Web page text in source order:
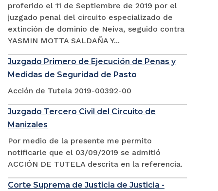
proferido el 11 de Septiembre de 2019 por el
juzgado penal del circuito especializado de
extinción de dominio de Neiva, seguido contra
YASMIN MOTTA SALDAÑA Y...
Juzgado Primero de Ejecución de Penas y
Medidas de Seguridad de Pasto
Acción de Tutela 2019-00392-00
Juzgado Tercero Civil del Circuito de
Manizales
Por medio de la presente me permito
notificarle que el 03/09/2019 se admitió
ACCIÓN DE TUTELA descrita en la referencia.
Corte Suprema de Justicia de Justicia -